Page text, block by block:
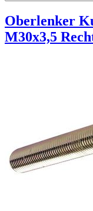
Oberlenker
M30x3,5